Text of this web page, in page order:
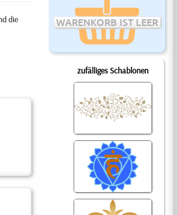
WARENKORB IST LEER
zufälliges Schablonen
die